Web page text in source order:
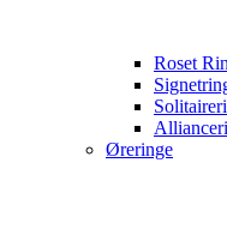
Roset
Øreringe